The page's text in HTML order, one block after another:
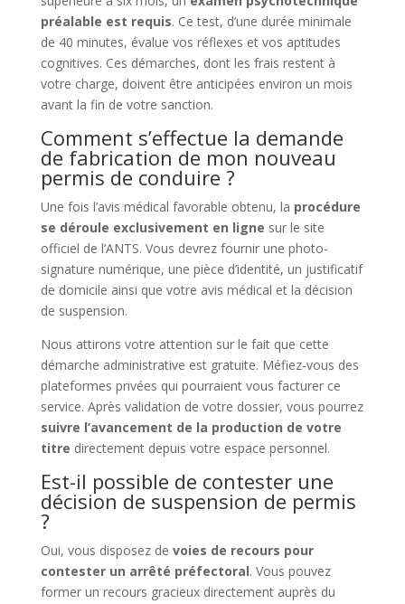
préalable est requis. Ce test, d’une durée minimale
de 40 minutes, évalue vos réflexes et vos aptitudes
cognitives. Ces démarches, dont les frais restent à
votre charge, doivent être anticipées environ un mois
avant la fin de votre sanction.
Comment s’effectue la demande
de fabrication de mon nouveau
permis de conduire ?
Une fois l’avis médical favorable obtenu, la procédure
se déroule exclusivement en ligne sur le site
officiel de l’ANTS. Vous devrez fournir une photo-
signature numérique, une pièce d’identité, un justificatif
de domicile ainsi que votre avis médical et la décision
de suspension.
Nous attirons votre attention sur le fait que cette
démarche administrative est gratuite. Méfiez-vous des
plateformes privées qui pourraient vous facturer ce
service. Après validation de votre dossier, vous pourrez
suivre l’avancement de la production de votre
titre directement depuis votre espace personnel.
Est-il possible de contester une
décision de suspension de permis
?
Oui, vous disposez de voies de recours pour
contester un arrêté préfectoral. Vous pouvez
former un recours gracieux directement auprès du